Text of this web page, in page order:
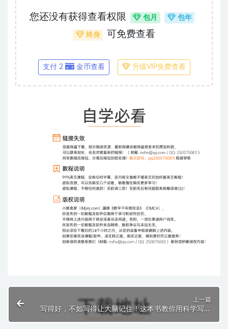
您还没有获得查看权限 包月 包年
终身 可免费查看
支付 2 金币查看 升级VIP免费查看
上一篇
写得好，不如写得让大脑记住！这本书教你用科学写出